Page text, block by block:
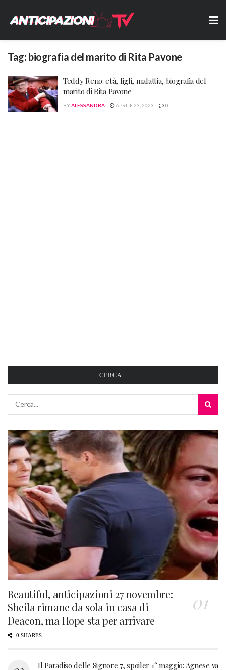
Tag: biografia del marito di Rita Pavone
Teddy Reno: età, figli, malattia, biografia del
marito di Rita Pavone
BYALESSANDRA APRILE 23, 2023 0
CERCA
Beautiful, anticipazioni 27 novembre:
Sheila rimane da sola in casa di
Deacon, ma Hope sta per arrivare
0 SHARES
Il Paradiso delle Signore 7, spoiler 1° maggio: Agnese va